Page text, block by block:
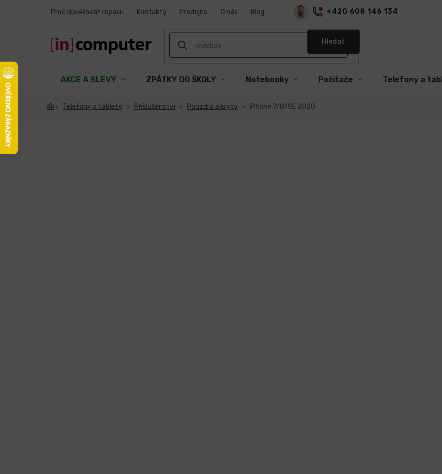
+420 608 146 134
Proč důvěřovat repasu Kontakty Prodejna O nás Blog
Hledat
AKCE A SLEVY ZPÁTKY DO ŠKOLY Notebooky Počítače Telefony a
Telefony a tablety Příslušenství Pouzdra a kryty iPhone 7/8/SE 2020